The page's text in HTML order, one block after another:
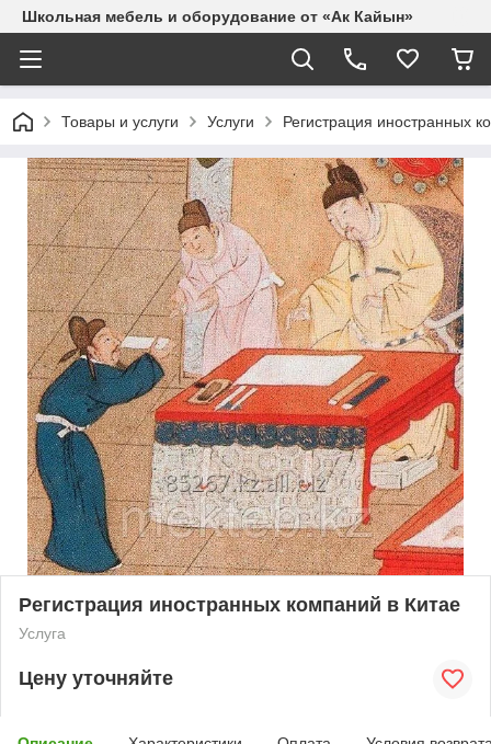
Школьная мебель и оборудование от «Ак Кайын»
Товары и услуги Услуги Регистрация иностранных
Регистрация иностранных компаний в Китае
Услуга
Цену уточняйте